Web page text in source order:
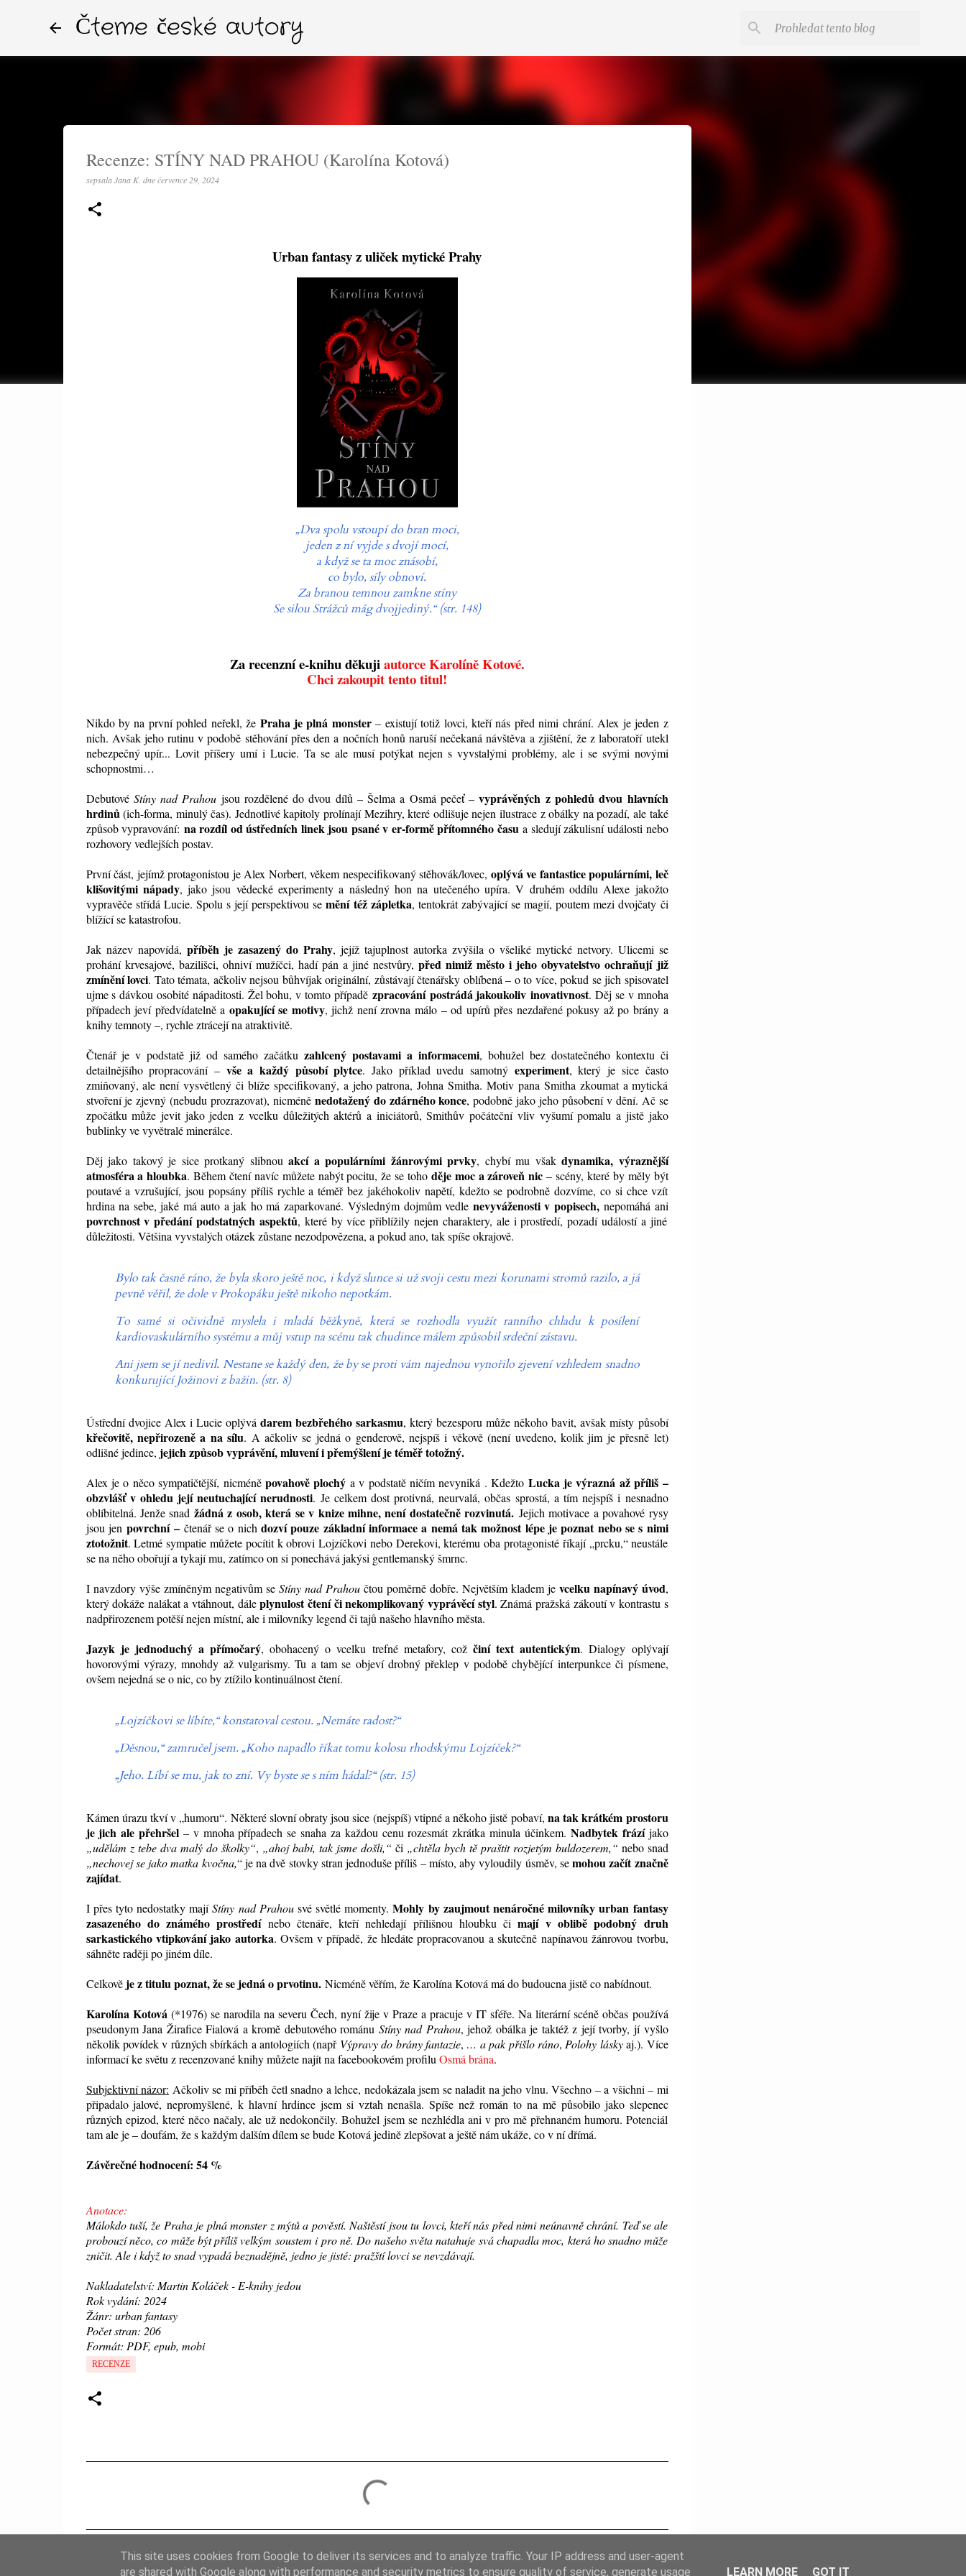
Čteme české autory
Recenze: STÍNY NAD PRAHOU (Karolína Kotová)
sepsalaJana K. dnečervence 29, 2024
Urban fantasy z uliček mytické Prahy
„Dva spolu vstoupí do bran moci,
jeden z ní vyjde s dvojí mocí,
a když se ta moc znásobí,
co bylo, síly obnoví.
Za branou temnou zamkne stíny
Se silou Strážců mág dvojjediný.“ (str. 148)
Za recenzní e-knihu děkujiautorce Karolíně Kotové.
Chci zakoupit tento titul!
Nikdo by na první pohled neřekl, že Praha je plná monster– existují totiž lovci, kteří nás před nimi chrání. Alex je jeden z
nich. Avšak jeho rutinu v podobě stěhování přes den a nočních honů naruší nečekaná návštěva a zjištění, že z laboratoří utekl
nebezpečný upír... Lovit příšery umí i Lucie. Ta se ale musí potýkat nejen s vyvstalými problémy, ale i se svými novými
schopnostmi…
Debutové Stíny nad Prahou jsou rozdělené do dvou dílů – Šelma a Osmá pečeť –vyprávěných z pohledů dvou hlavních
hrdinů (ich-forma, minulý čas). Jednotlivé kapitoly prolínají Mezihry, které odlišuje nejen ilustrace z obálky na pozadí, ale také
způsob vypravování: na rozdíl od ústředních linek jsou psané v er-formě přítomného času a sledují zákulisní události nebo
rozhovory vedlejších postav.
První část, jejímž protagonistou je Alex Norbert, věkem nespecifikovaný stěhovák/lovec, oplývá ve fantastice populárními, leč
klišovitými nápady, jako jsou vědecké experimenty a následný hon na utečeného upíra. V druhém oddílu Alexe jakožto
vypravěče střídá Lucie. Spolu s její perspektivou semění též zápletka, tentokrát zabývající se magií, poutem mezi dvojčaty či
blížící se katastrofou.
Jak název napovídá, příběh je zasazený do Prahy, jejíž tajuplnost autorka zvýšila o všeliké mytické netvory. Ulicemi se
prohání krvesajové, bazilišci, ohniví mužíčci, hadí pán a jiné nestvůry,před nimiž město i jeho obyvatelstvo ochraňují již
zmínění lovci. Tato témata, ačkoliv nejsou bůhvíjak originální, zůstávají čtenářsky oblíbená – o to více, pokud se jich spisovatel
ujme s dávkou osobité nápaditosti. Žel bohu, v tomto případě zpracování postrádá jakoukolivinovativnost. Děj se v mnoha
případech jeví předvídatelně a opakující se motivy, jichž není zrovna málo – od upírů přes nezdařené pokusy až po brány a
knihy temnoty –, rychle ztrácejí na atraktivitě.
Čtenář je v podstatě již od samého začátku zahlcený postavami a informacemi, bohužel bez dostatečného kontextu či
detailnějšího propracování – vše a každý působí plytce. Jako příklad uvedu samotný experiment, který je sice často
zmiňovaný, ale není vysvětlený či blíže specifikovaný, a jeho patrona, Johna Smitha. Motiv pana Smitha zkoumat a mytická
stvoření je zjevný (nebudu prozrazovat), nicméně nedotažený do zdárného konce, podobně jako jeho působení v dění. Ač se
zpočátku může jevit jako jeden z vcelku důležitých aktérů a iniciátorů, Smithův počáteční vliv vyšumí pomalu a jistě jako
bublinky ve vyvětralé minerálce.
Děj jako takový je sice protkaný slibnou akcí a populárními žánrovými prvky, chybí mu však dynamika, výraznější
atmosféra a hloubka. Během čtení navíc můžete nabýt pocitu, že se toho děje moc a zároveň nic – scény, které by měly být
poutavé a vzrušující, jsou popsány příliš rychle a téměř bez jakéhokoliv napětí, kdežto se podrobně dozvíme, co si chce vzít
hrdina na sebe, jaké má auto a jak ho má zaparkované. Výsledným dojmům vedle nevyváženosti v popisech, nepomáhá ani
povrchnost v předání podstatných aspektů, které by více přiblížily nejen charaktery, ale i prostředí, pozadí událostí a jiné
důležitosti. Většina vyvstalých otázek zůstane nezodpovězena, a pokud ano, tak spíše okrajově.
Bylo tak časně ráno, že byla skoro ještě noc, i když slunce si už svoji cestu mezi korunami stromů razilo, a já
pevně věřil, že dole v Prokopáku ještě nikoho nepotkám.
To samé si očividně myslela i mladá běžkyně, která se rozhodla využít ranního chladu k posílení
kardiovaskulárního systému a můj vstup na scénu tak chudince málem způsobil srdeční zástavu.
Ani jsem se jí nedivil. Nestane se každý den, že by se proti vám najednou vynořilo zjevení vzhledem snadno
konkurující Jožinovi z bažin. (str. 8)
Ústřední dvojice Alex i Lucie oplývá darem bezbřehého sarkasmu, který bezesporu může někoho bavit, avšak místy působí
křečovitě, nepřirozeně a na sílu. A ačkoliv se jedná o genderově, nejspíš i věkově (není uvedeno, kolik jim je přesně let)
odlišné jedince, jejich způsob vyprávění, mluvení i přemýšlení je téměř totožný.
Alex je o něco sympatičtější, nicméně povahově plochý a v podstatě ničím nevyniká . Kdežto Lucka je výrazná až příliš –
obzvlášť v ohledu její neutuchající nerudnosti. Je celkem dost protivná, neurvalá, občas sprostá, a tím nejspíš i nesnadno
oblíbitelná. Jenže snad žádná z osob, která se v knize mihne, není dostatečně rozvinutá. Jejich motivace a povahové rysy
jsou jenpovrchní– čtenář se o nichdozví pouze základní informace a nemá tak možnost lépe je poznat nebo se s nimi
ztotožnit. Letmé sympatie můžete pocítit k obrovi Lojzíčkovi nebo Derekovi, kterému oba protagonisté říkají „prcku,“ neustále
se na něho obořují a tykají mu, zatímco on si ponechává jakýsi gentlemanský šmrnc.
I navzdory výše zmíněným negativům se Stíny nad Prahoučtou poměrně dobře. Největším kladem je vcelku napínavý úvod,
který dokáže nalákat a vtáhnout, dáleplynulost čtení či nekomplikovaný vyprávěcí styl. Známá pražská zákoutí v kontrastu s
nadpřirozenem potěší nejen místní, ale i milovníky legend či tajů našeho hlavního města.
Jazyk je jednoduchý a přímočarý, obohacený o vcelku trefné metafory, což činí text autentickým. Dialogy oplývají
hovorovými výrazy, mnohdy až vulgarismy. Tu a tam se objeví drobný překlep v podobě chybějící interpunkce či písmene,
ovšem nejedná se o nic, co by ztížilo kontinuálnost čtení.
„Lojzíčkovi se líbíte,“ konstatoval cestou. „Nemáte radost?“
„Děsnou,“ zamručel jsem. „Koho napadlo říkat tomu kolosu rhodskýmu Lojzíček?“
„Jeho. Líbí se mu, jak to zní. Vy byste se s ním hádal?“ (str. 15)
Kámen úrazu tkví v „humoru“. Některé slovní obraty jsou sice (nejspíš) vtipné a někoho jistě pobaví, na tak krátkém prostoru
je jich ale přehršel – v mnoha případech se snaha za každou cenu rozesmát zkrátka minula účinkem. Nadbytek frázíjako
„udělám z tebe dva malý do školky“, „ahoj babi, tak jsme došli,“ či „chtěla bych tě praštit rozjetým buldozerem,“ nebo snad
„nechovej se jako matka kvočna,“ je na dvě stovky stran jednoduše příliš – místo, aby vyloudily úsměv, semohou začít značně
zajídat.
I přes tyto nedostatky majíStíny nad Prahousvé světlé momenty.Mohly by zaujmout nenáročné milovníky urban fantasy
zasazeného do známého prostředínebo čtenáře, kteří nehledají přílišnou hloubku čimají v oblibě podobný druh
sarkastického vtipkování jako autorka. Ovšem v případě, že hledáte propracovanou a skutečně napínavou žánrovou tvorbu,
sáhněte raději po jiném díle.
Celkově je z titulu poznat, že se jedná o prvotinu.Nicméně věřím, že Karolína Kotová má do budoucna jistě co nabídnout.
Karolína Kotová (*1976) se narodila na severu Čech, nyní žije v Praze a pracuje v IT sféře. Na literární scéně občas používá
pseudonym Jana Žirafice Fialová a kromě debutového románu Stíny nad Prahou, jehož obálka je taktéž z její tvorby, jí vyšlo
několik povídek v různých sbírkách a antologiích (např Výpravy do brány fantazie, … a pak přišlo ráno, Polohy láskyaj.). Více
informací ke světu z recenzované knihy můžete najít na facebookovém profilu Osmá brána.
Subjektivní názor: Ačkoliv se mi příběh četl snadno a lehce, nedokázala jsem se naladit na jeho vlnu. Všechno – a všichni – mi
připadalo jalové, nepromyšlené, k hlavní hrdince jsem si vztah nenašla. Spíše než román to na mě působilo jako slepenec
různých epizod, které něco načaly, ale už nedokončily. Bohužel jsem se nezhlédla ani v pro mě přehnaném humoru. Potenciál
tam ale je – doufám, že s každým dalším dílem se bude Kotová jedině zlepšovat a ještě nám ukáže, co v ní dřímá.
Závěrečné hodnocení: 54 %
Anotace:
Málokdo tuší, že Praha je plná monster z mýtů a pověstí. Naštěstí jsou tu lovci, kteří nás před nimi neúnavně chrání. Teď se ale
probouzí něco, co může být příliš velkým soustem i pro ně. Do našeho světa natahuje svá chapadla moc, která ho snadno může
zničit. Ale i když to snad vypadá beznadějně, jedno je jisté: pražští lovci se nevzdávají.
Nakladatelství: Martin Koláček - E-knihy jedou
Rok vydání: 2024
Žánr: urban fantasy
Počet stran: 206
Formát: PDF, epub, mobi
RECENZE
This site uses cookies from Google to deliver its services and to analyze traffic. Your IP address and user-agent
are shared with Google along with performance and security metrics to ensure quality of service, generate usage
LEARN MORE GOT IT